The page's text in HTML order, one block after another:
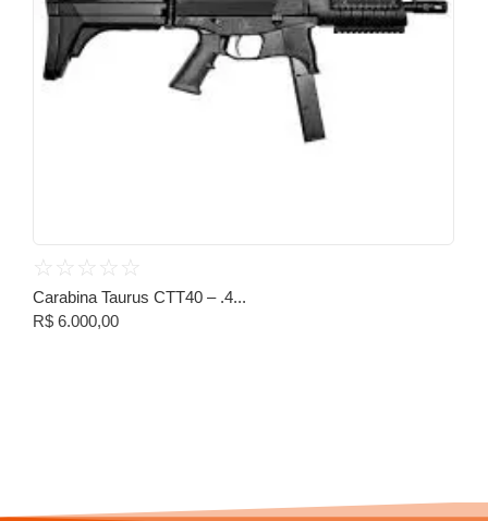
☆ ☆ ☆ ☆ ☆
Carabina Taurus CTT40 – .4...
R$ 6.000,00